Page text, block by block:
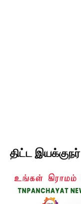
திட்ட இயக்குநர்